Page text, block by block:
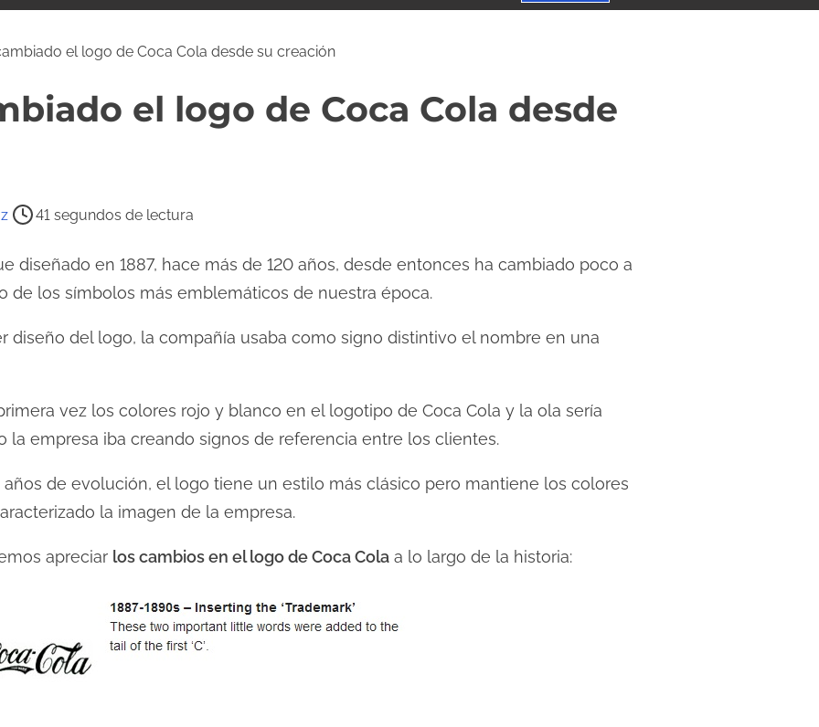
el logo de Coca Cola desde su creación
el logo de Coca Cola desde
41 segundos de lectura
diseñado en 1887, hace más de 120 años, desde entonces ha cambiado poco a
de los símbolos más emblemáticos de nuestra época.
diseño del logo, la compañía usaba como signo distintivo el nombre en una
vez los colores rojo y blanco en el logotipo de Coca Cola y la ola sería
la empresa iba creando signos de referencia entre los clientes.
de evolución, el logo tiene un estilo más clásico pero mantiene los colores
la imagen de la empresa.
apreciar los cambios en el logo de Coca Cola a lo largo de la historia: